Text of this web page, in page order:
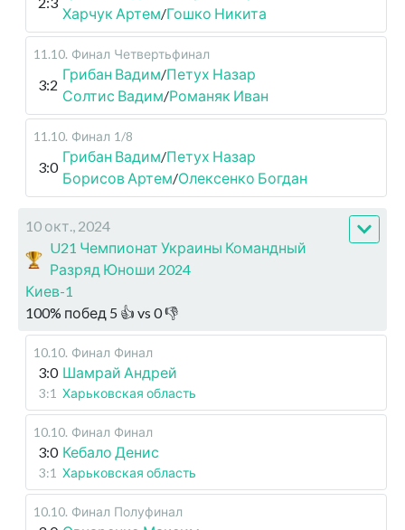
Харчук Артем/Гошко Никита
11.10. Финал Четвертьфинал
3:2
Грибан Вадим/Петух Назар
Солтис Вадим/Романяк Иван
11.10. Финал 1/8
3:0
Грибан Вадим/Петух Назар
Борисов Артем/Олексенко Богдан
10 окт., 2024
U21 Чемпионат Украины Командный
Разряд Юноши 2024
Киев-1
100% побед 5 👍 vs 0👎
10.10. Финал Финал
3:0 Шамрай Андрей
3:1 Харьковская область
10.10. Финал Финал
3:0 Кебало Денис
3:1 Харьковская область
10.10. Финал Полуфинал